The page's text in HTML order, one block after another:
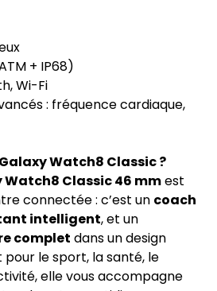
+ IP68)
Wi-Fi
: fréquence cardiaque,
Watch8 Classic ?
Watch8 Classic 46 mmest
connectée : c’est un coach
intelligent, et un
complet dans un design
pour le sport, la santé, le
elle vous accompagne